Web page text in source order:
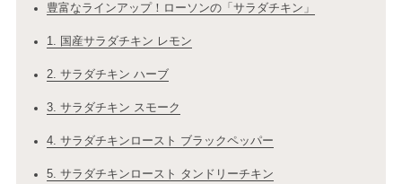
豊富なラインアップ！ローソンの「サラダチキン」
1. 国産サラダチキン レモン
2. サラダチキン ハーブ
3. サラダチキン スモーク
4. サラダチキンロースト ブラックペッパー
5. サラダチキンロースト タンドリーチキン